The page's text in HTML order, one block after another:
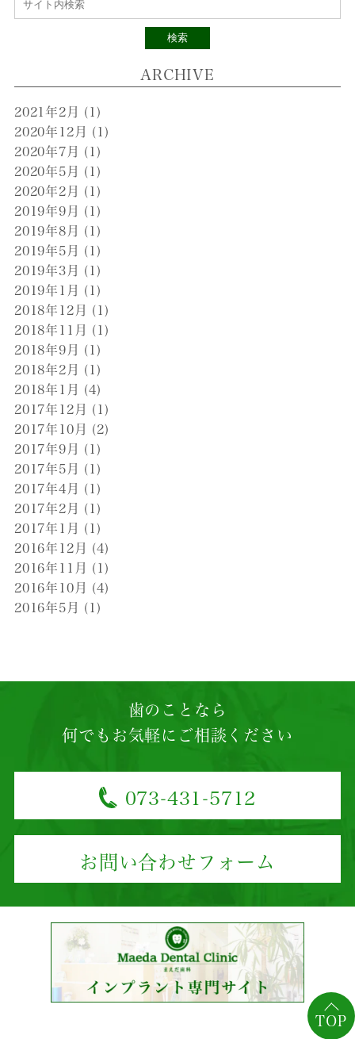
検索
ARCHIVE
2021年2月 (1)
2020年12月 (1)
2020年7月 (1)
2020年5月 (1)
2020年2月 (1)
2019年9月 (1)
2019年8月 (1)
2019年5月 (1)
2019年3月 (1)
2019年1月 (1)
2018年12月 (1)
2018年11月 (1)
2018年9月 (1)
2018年2月 (1)
2018年1月 (4)
2017年12月 (1)
2017年10月 (2)
2017年9月 (1)
2017年5月 (1)
2017年4月 (1)
2017年2月 (1)
2017年1月 (1)
2016年12月 (4)
2016年11月 (1)
2016年10月 (4)
2016年5月 (1)
TOP
歯のことなら
何でもお気軽にご相談ください
073-431-5712
お問い合わせフォーム